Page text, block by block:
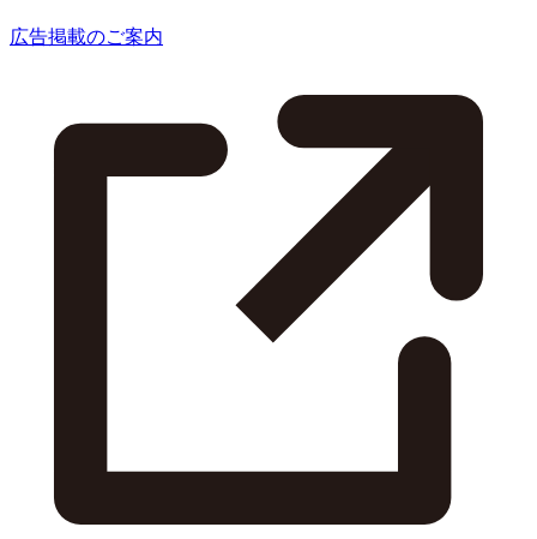
広告掲載のご案内